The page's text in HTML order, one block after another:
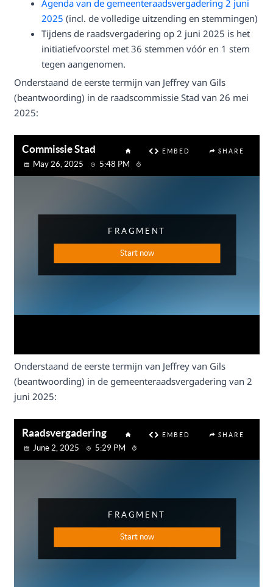
Agenda van de gemeenteraadsvergadering 2 juni
2025 (incl. de volledige uitzending en stemmingen)
Tijdens de raadsvergadering op 2 juni 2025 is het
initiatiefvoorstel met 36 stemmen vóór en 1 stem
tegen aangenomen.
Onderstaand de eerste termijn van Jeffrey van Gils
(beantwoording) in de raadscommissie Stad van 26 mei
2025:
Onderstaand de eerste termijn van Jeffrey van Gils
(beantwoording) in de gemeenteraadsvergadering van 2
juni 2025: